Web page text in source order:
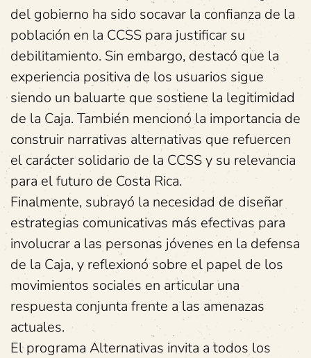
del gobierno ha sido socavar la confianza de la
población en la CCSS para justificar su
debilitamiento. Sin embargo, destacó que la
experiencia positiva de los usuarios sigue
siendo un baluarte que sostiene la legitimidad
de la Caja. También mencionó la importancia de
construir narrativas alternativas que refuercen
el carácter solidario de la CCSS y su relevancia
para el futuro de Costa Rica.
Finalmente, subrayó la necesidad de diseñar
estrategias comunicativas más efectivas para
involucrar a las personas jóvenes en la defensa
de la Caja, y reflexionó sobre el papel de los
movimientos sociales en articular una
respuesta conjunta frente a las amenazas
actuales.
El programa Alternativas invita a todos los